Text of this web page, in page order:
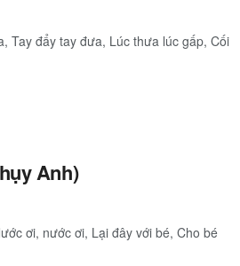
Tay đẩy tay đưa, Lúc thưa lúc gấp, Cối
Anh)
ơi, nước ơi, Lại đây với bé, Cho bé